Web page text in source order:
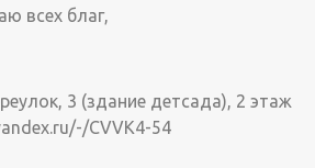
всех благ,
3 (здание детсада), 2 этаж
CVVK4-54